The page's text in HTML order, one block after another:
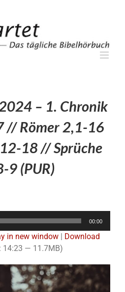
– 1. Chronik
// Römer 2,1-16
18 // Sprüche
9 (PUR)
Audio-
00:00
in new window
Download
14:23 — 11.7MB)